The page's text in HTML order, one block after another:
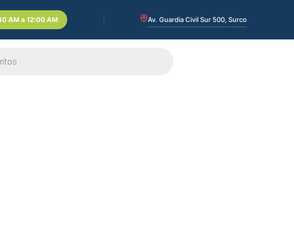
AM a 12:00 AM Av. Guardia Civil Sur 500, Surco